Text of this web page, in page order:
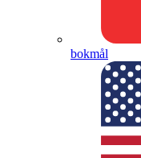
bokmål